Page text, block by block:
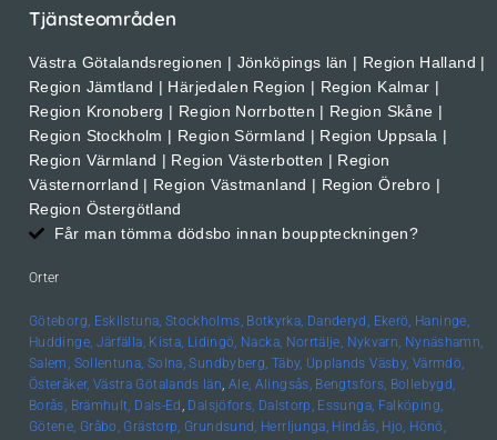
Tjänsteområden
Västra Götalandsregionen | Jönköpings län | Region Halland |
Region Jämtland | Härjedalen Region | Region Kalmar |
Region Kronoberg | Region Norrbotten | Region Skåne |
Region Stockholm | Region Sörmland | Region Uppsala |
Region Värmland | Region Västerbotten | Region
Västernorrland | Region Västmanland | Region Örebro |
Region Östergötland
Får man tömma dödsbo innan bouppteckningen?
Orter
Göteborg, Eskilstuna, Stockholms, Botkyrka, Danderyd, Ekerö, Haninge,
Huddinge, Järfälla, Kista, Lidingö, Nacka, Norrtälje, Nykvarn, Nynäshamn,
Salem, Sollentuna, Solna, Sundbyberg, Täby, Upplands Väsby, Värmdö,
Österåker, Västra Götalands län, Ale, Alingsås, Bengtsfors, Bollebygd,
Borås, Brämhult, Dals-Ed , Dalsjöfors, Dalstorp, Essunga, Falköping,
Götene, Gråbo, Grästorp, Grundsund, Herrljunga, Hindås, Hjo, Hönö,